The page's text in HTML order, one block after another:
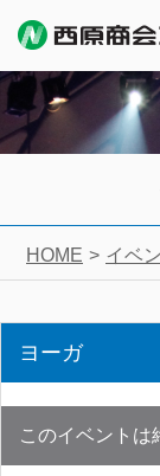
HOME イベ
ヨーガ
このイベントは